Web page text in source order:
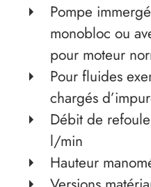
Pompe
monobloc ou
pour moteur
Pour fluides
chargés
Débit de
l/min
Hauteur